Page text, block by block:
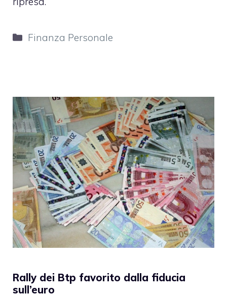
Categorie
Finanza Personale
Rally dei Btp favorito dalla fiducia
sull’euro